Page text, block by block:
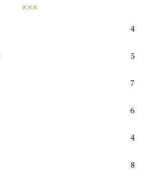
4
5
7
6
4
8